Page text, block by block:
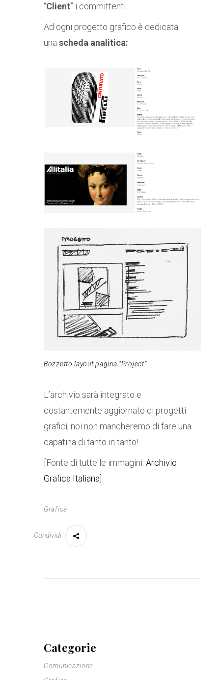
“Client” i committenti.
Ad ogni progetto grafico è dedicata
una scheda analitica:
Bozzetto layout pagina “Project”
L’archivio sarà integrato e
costantemente aggiornato di progetti
grafici, noi non mancheremo di fare una
capatina di tanto in tanto!
[Fonte di tutte le immagini: Archivio
Grafica Italiana
Grafica
Condividi
Categorie
Comunicazione